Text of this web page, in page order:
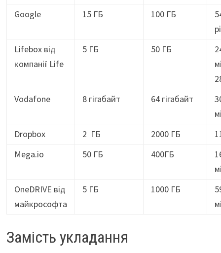
Google
15 ГБ 100 ГБ
Lifebox від
компанії Life
5 ГБ 50 ГБ
Vodafone
8 гігабайт 64 гігабайт
Dropbox
2 ГБ 2000 ГБ
Mega.io
50 ГБ 400ГБ
OneDRIVE від
майкрософта
5 ГБ 1000 ГБ
Замість укладання